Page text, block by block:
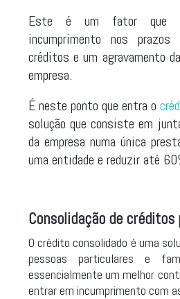
Este é um fator que
incumprimento nos
créditos e um agravamento
empresa.
É neste ponto que entra o
solução que consiste em
da empresa numa única
uma entidade e reduzir até
Consolidação de créditos
O crédito consolidado é uma
pessoas particulares e
essencialmente um melhor
entrar em incumprimento com